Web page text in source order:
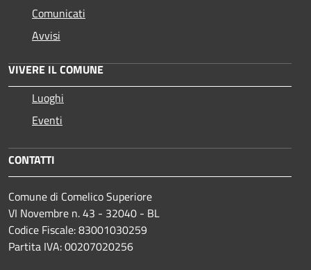
Comunicati
Avvisi
VIVERE IL COMUNE
Luoghi
Eventi
CONTATTI
Comune di Comelico Superiore
VI Novembre n. 43 - 32040 - BL
Codice Fiscale: 83001030259
Partita IVA: 00207020256